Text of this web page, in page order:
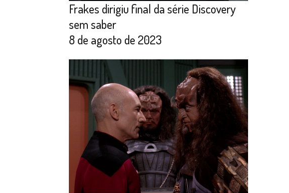
Frakes dirigiu final da série Discovery
sem saber
8 de agosto de 2023